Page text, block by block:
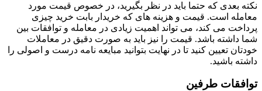
نکته بعدی که حتما باید در نظر بگیرید، در خصوص قیمت مورد
معامله است. قیمت و هزینه های که خریدار بابت خرید چیزی
پرداخت می کند، می تواند اهمیت زیادی در معامله و توافقات بین
شما داشته باشد. قیمت را نیز باید به صورت دقیق در معاملات
خودتان تعیین کنید تا در نهایت بتوانید مبایعه نامه درست و اصولی را
داشته باشید.
توافقات طرفین